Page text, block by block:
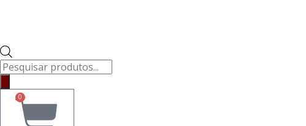
Pesquisar
produtos
0